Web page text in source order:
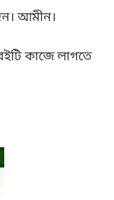
আমীন।
কাজে লাগতে